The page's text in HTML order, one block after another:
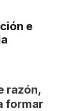
e
razón,
formar